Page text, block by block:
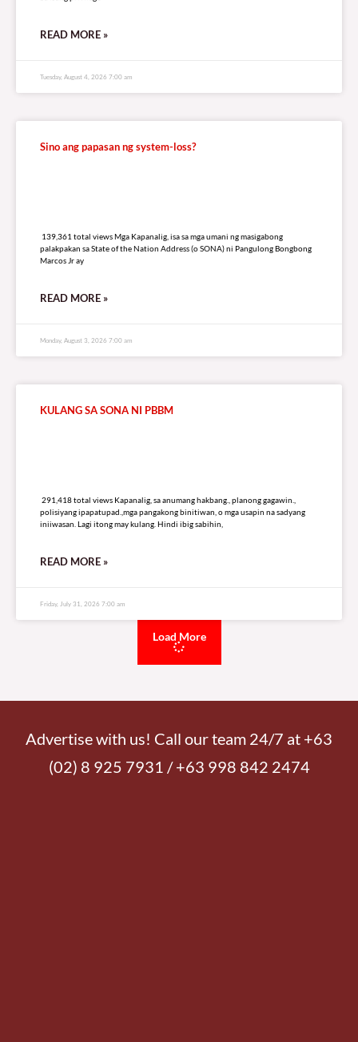
READ MORE »
Tuesday, August 4, 2026 7:00 am
Sino ang papasan ng system-loss?
139,361 total views Mga Kapanalig, isa sa mga umani ng masigabong
palakpakan sa State of the Nation Address (o SONA) ni Pangulong Bongbong
Marcos Jr ay
READ MORE »
Monday, August 3, 2026 7:00 am
KULANG SA SONA NI PBBM
291,418 total views Kapanalig, sa anumang hakbang., planong gagawin.,
polisiyang ipapatupad.,mga pangakong binitiwan, o mga usapin na sadyang
iniiwasan. Lagi itong may kulang. Hindi ibig sabihin,
READ MORE »
Friday, July 31, 2026 7:00 am
Load More
Advertise with us! Call our team 24/7 at +63
(02) 8 925 7931 / +63 998 842 2474